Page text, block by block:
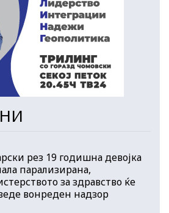
рез 19 годишна девојка
парализирана,
за здравство ќе
вонреден надзор